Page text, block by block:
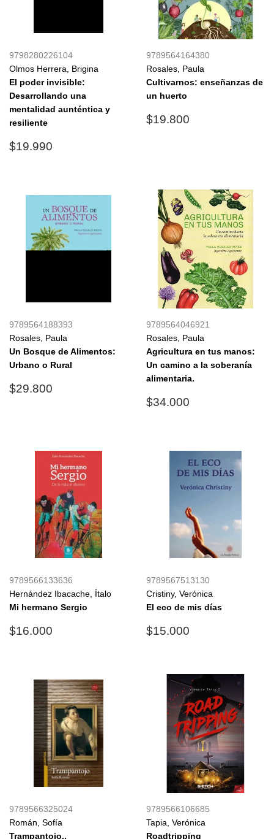
9798280226104
Olmos Herrera, Brigina
El poder invisible:
Desarrollando una
mentalidad aunténtica y
resiliente
Precio
$19.990
9789564164380
Rosales, Paula
Cultivarnos: enseñanzas de
un huerto
Precio
$19.800
9789564188393
Rosales, Paula
Un Bosque de Alimentos:
Urbano o Rural
Precio
$29.800
9789564046921
Rosales, Paula
Agricultura en tus manos:
Un camino a la soberanía
alimentaria.
Precio
$34.000
9789566133636
Hernández Ibacache, Ítalo
Mi hermano Sergio
Precio
$16.000
9789567513130
Cristiny, Verónica
El eco de mis días
Precio
$15.000
9789566325024
Román, Sofía
Trampantojo..
9789566106685
Tapia, Verónica
Roadtripping